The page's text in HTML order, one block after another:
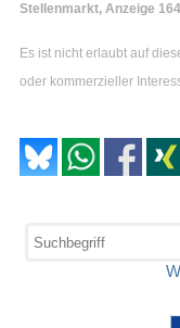
Stellenmarkt, Anzeige
Es ist nicht erlaubt auf
oder kommerzieller